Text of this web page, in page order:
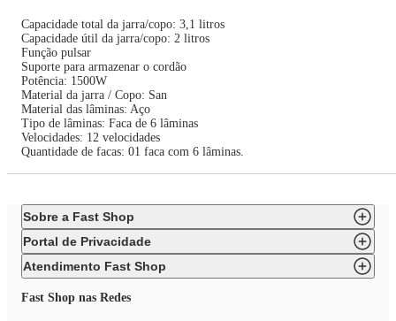
Capacidade total da jarra/copo: 3,1 litros
Capacidade útil da jarra/copo: 2 litros
Função pulsar
Suporte para armazenar o cordão
Potência: 1500W
Material da jarra / Copo: San
Material das lâminas: Aço
Tipo de lâminas: Faca de 6 lâminas
Velocidades: 12 velocidades
Quantidade de facas: 01 faca com 6 lâminas.
Sobre a Fast Shop
Portal de Privacidade
Atendimento Fast Shop
Fast Shop nas Redes